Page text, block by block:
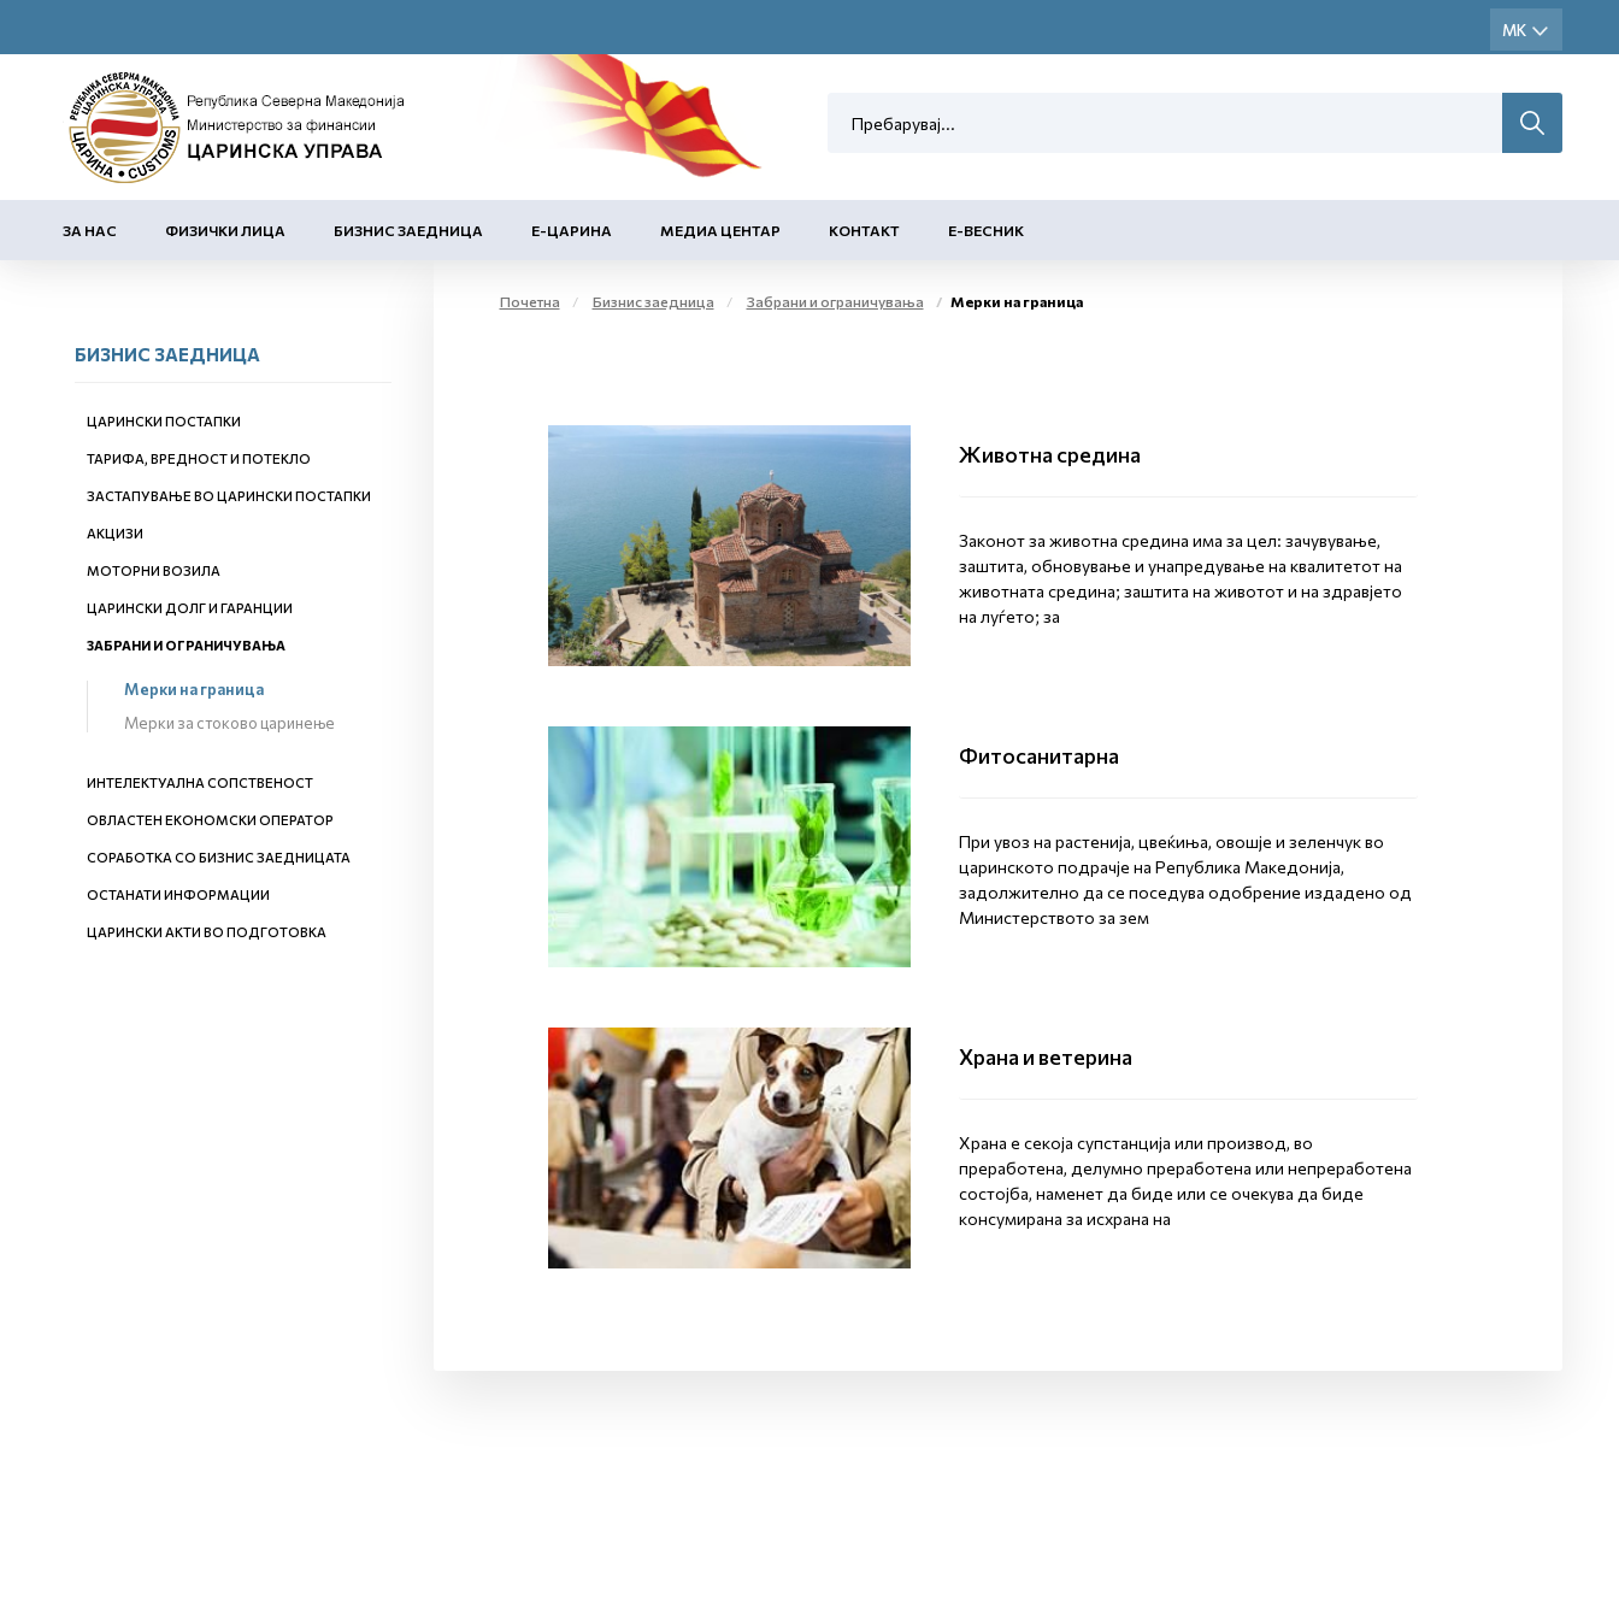
ЗА НАС ФИЗИЧКИ ЛИЦА БИЗНИС ЗАЕДНИЦА Е-ЦАРИНА МЕДИА ЦЕНТАР КОНТАКТ Е-ВЕСНИК
БИЗНИС ЗАЕДНИЦА
ЦАРИНСКИ ПОСТАПКИ
ТАРИФА, ВРЕДНОСТ И ПОТЕКЛО
ЗАСТАПУВАЊЕ ВО ЦАРИНСКИ ПОСТАПКИ
АКЦИЗИ
МОТОРНИ ВОЗИЛА
ЦАРИНСКИ ДОЛГ И ГАРАНЦИИ
ЗАБРАНИ И ОГРАНИЧУВАЊА
Мерки на граница
Мерки за стоково царинење
ИНТЕЛЕКТУАЛНА СОПСТВЕНОСТ
ОВЛАСТЕН ЕКОНОМСКИ ОПЕРАТОР
СОРАБОТКА СО БИЗНИС ЗАЕДНИЦАТА
ОСТАНАТИ ИНФОРМАЦИИ
ЦАРИНСКИ АКТИ ВО ПОДГОТОВКА
Почетна Бизнис заедница Забрани и ограничувања Мерки на граница
Животна средина
Законот за животна средина има за цел: зачувување,
заштита, обновување и унапредување на квалитетот на
животната средина; заштита на животот и на здравјето
на луѓето; за
Фитосанитарна
При увоз на растенија, цвеќиња, овошје и зеленчук во
царинското подрачје на Република Македонија,
задолжително да се поседува одобрение издадено од
Министерството за зем
Храна и ветерина
Храна е секоја супстанција или производ, во
преработена, делумно преработена или непреработена
состојба, наменет да биде или се очекува да биде
консумирана за исхрана на